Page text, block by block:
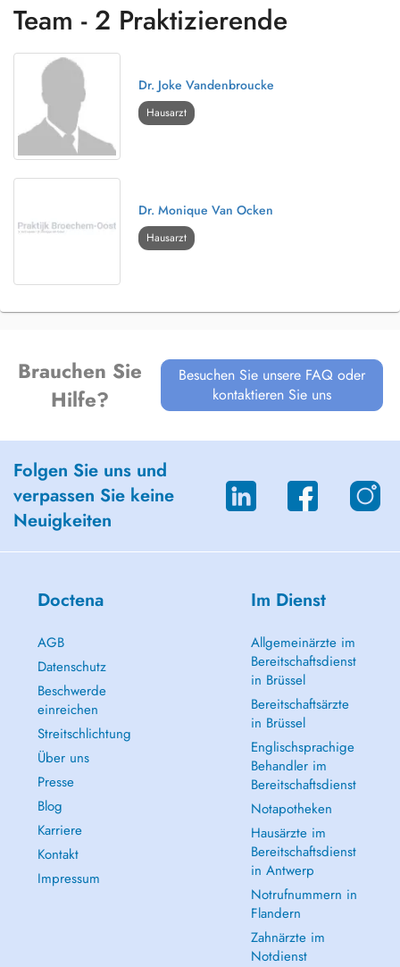
Team - 2 Praktizierende
Dr. Joke Vandenbroucke
Hausarzt
Dr. Monique Van Ocken
Hausarzt
Brauchen Sie
Hilfe?
Besuchen Sie unsere FAQ oder
kontaktieren Sie uns
Folgen Sie uns und
verpassen Sie keine
Neuigkeiten
Doctena
AGB
Datenschutz
Beschwerde
einreichen
Streitschlichtung
Über uns
Presse
Blog
Karriere
Kontakt
Impressum
Im Dienst
Allgemeinärzte im
Bereitschaftsdienst
in Brüssel
Bereitschaftsärzte
in Brüssel
Englischsprachige
Behandler im
Bereitschaftsdienst
Notapotheken
Hausärzte im
Bereitschaftsdienst
in Antwerp
Notrufnummern in
Flandern
Zahnärzte im
Notdienst